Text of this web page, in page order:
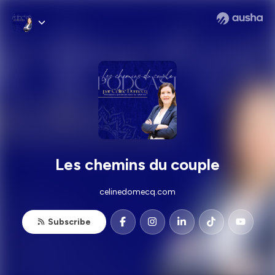
Les chemins du couple
celinedomecq.com
Subscribe